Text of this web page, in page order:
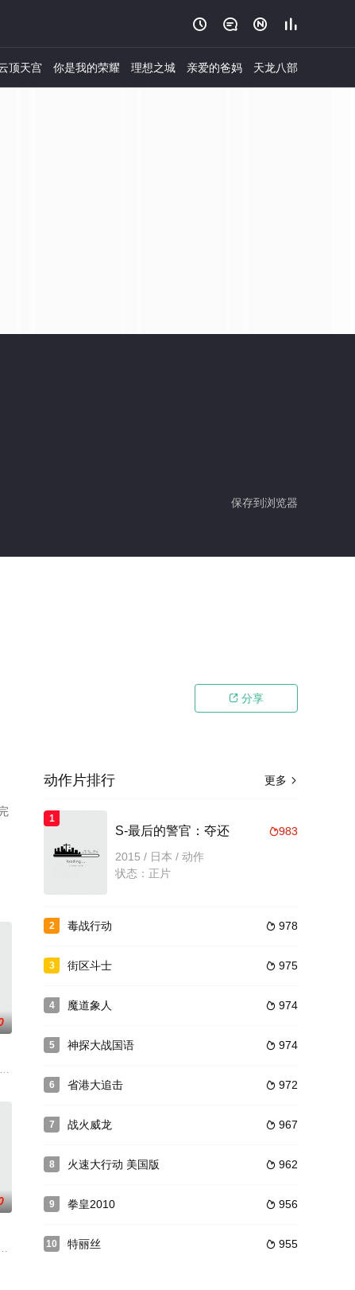
   
顶天宫 你是我的荣耀 理想之城 亲爱的爸妈 天龙八部
保存到浏览器
 分享
行一项危险的秘密任务，对抗新的威胁。
命物资。
述了一位父亲和他的两个年幼的儿子如何面对妻子罗西奥·斯科托,G.,Anthony,Joseph,Igna
更多 
动作片排行
1
983
S-最后的警官：夺还
2015 / 日本 / 动作
状态：正片
2  978
毒战行动
3  975
街区斗士
4  974
魔道象人
5  974
神探大战国语
6  972
省港大追击
7  967
战火威龙
8  962
火速大行动 美国版
9  956
拳皇2010
10  955
特丽丝